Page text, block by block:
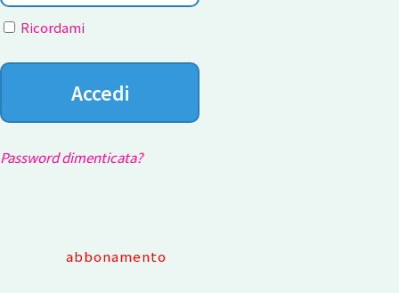
Ricordami
Password dimenticata?
abbonamento